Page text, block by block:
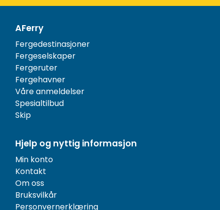
AFerry
Fergedestinasjoner
Fergeselskaper
Fergeruter
Fergehavner
Våre anmeldelser
Spesialtilbud
Skip
Hjelp og nyttig informasjon
Min konto
Kontakt
Om oss
Bruksvilkår
Personvernerklæring